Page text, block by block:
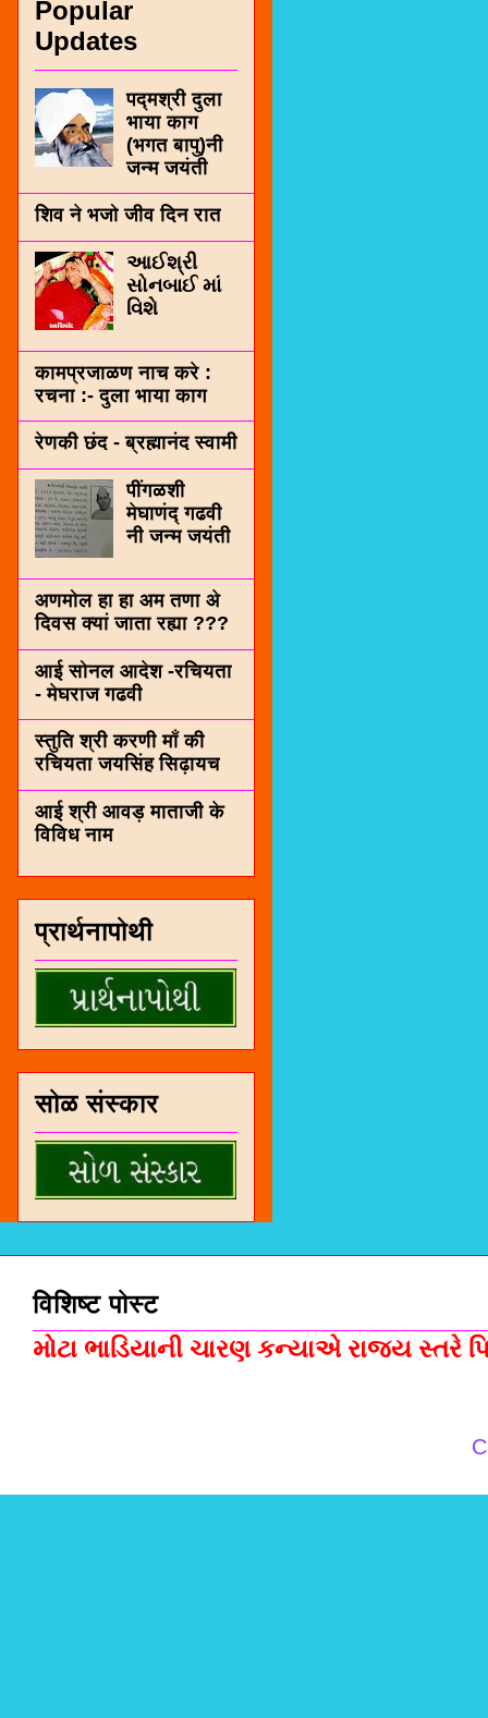
Popular
Updates
पद्मश्री दुला
भाया काग
(भगत बापु)नी
जन्म जयंती
शिव ने भजो जीव दिन रात
આઈશ્રી
સોનબાઈ માં
વિશે
कामप्रजाळण नाच करे :
रचना :- दुला भाया काग
रेणकी छंद - ब्रह्मानंद स्वामी
पींगळशी
मेघाणंद् गढवी
नी जन्म जयंती
अणमोल हा हा अम तणा अे
दिवस क्यां जाता रह्या ???
आई सोनल आदेश -रचियता
- मेघराज गढवी
स्तुति श्री करणी माँ की
रचियता जयसिंह सिढ़ायच
आई श्री आवड़ माताजी के
विविध नाम
प्रार्थनापोथी
सोळ संस्कार
विशिष्ट पोस्ट
મોટા ભાડિયાની ચારણ કન્યાએ રાજ્ય સ્તરે